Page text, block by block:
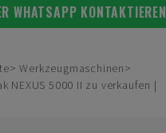
WHATSAPP KONTAKTIEREN
Werkzeugmaschinen
NEXUS 5000 II zu verkaufen |